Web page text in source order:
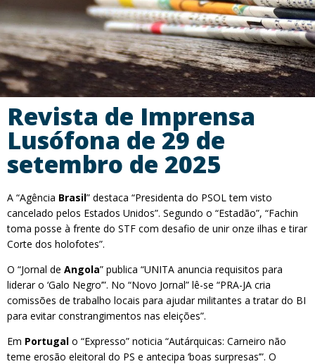
Revista de Imprensa
Lusófona de 29 de
setembro de 2025
A “Agência Brasil” destaca “Presidenta do PSOL tem visto
cancelado pelos Estados Unidos”. Segundo o “Estadão”, “Fachin
toma posse à frente do STF com desafio de unir onze ilhas e tirar
Corte dos holofotes”.
O “Jornal de Angola” publica “UNITA anuncia requisitos para
liderar o ‘Galo Negro’”. No “Novo Jornal” lê-se “PRA-JA cria
comissões de trabalho locais para ajudar militantes a tratar do BI
para evitar constrangimentos nas eleições”.
Em Portugal o “Expresso” noticia “Autárquicas: Carneiro não
teme erosão eleitoral do PS e antecipa ‘boas surpresas’”. O